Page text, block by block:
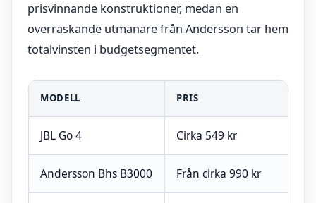
prisvinnande konstruktioner, medan en
överraskande utmanare från Andersson tar hem
totalvinsten i budgetsegmentet.
MODELL PRIS
JBL Go 4 Cirka 549 kr
Andersson Bhs B3000 Från cirka 990 kr